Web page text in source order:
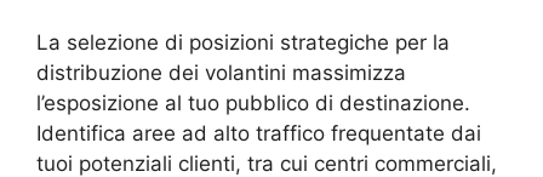
La selezione di posizioni strategiche per la
distribuzione dei volantini massimizza
l’esposizione al tuo pubblico di destinazione.
Identifica aree ad alto traffico frequentate dai
tuoi potenziali clienti, tra cui centri commerciali,